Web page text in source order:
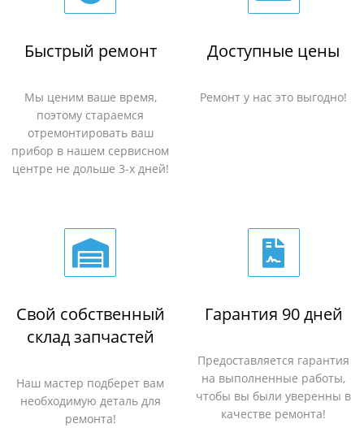
Быстрый ремонт
Мы ценим ваше время,
поэтому стараемся
отремонтировать ваш
прибор в нашем сервисном
центре не дольше 3-х дней!
Доступные цены
Ремонт у нас это выгодно!
Свой собственный
склад запчастей
Наш мастер подберет вам
необходимую деталь для
ремонта!
Гарантия 90 дней
Предоставляется гарантия
на выполненные работы,
чтобы вы были уверенны в
качестве ремонта!